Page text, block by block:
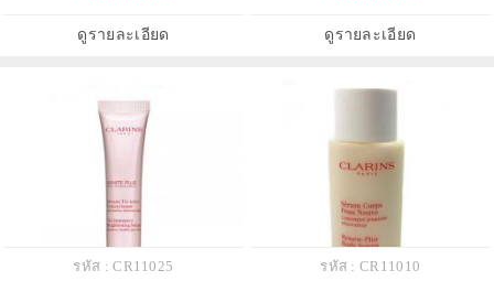
บางเบา ซึมซาบไว สบายผิว ให้ผิวได้
รับการผ่อนคลายจาก
ดูรายละเอียด ดูรายละเอียด
รหัส : CR11025
รหัส : CR11010